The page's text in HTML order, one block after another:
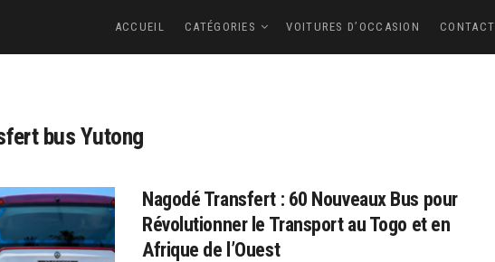
ACCUEIL CATÉGORIES VOITURES D’OCCASION CONTACT
bus Yutong
Nagodé Transfert : 60 Nouveaux Bus pour
Révolutionner le Transport au Togo et en
Afrique de l’Ouest